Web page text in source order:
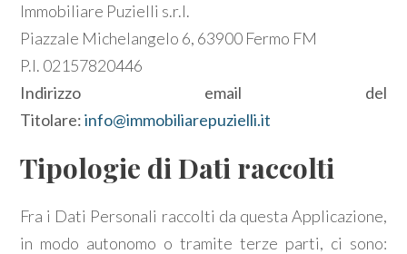
Immobiliare Puzielli s.r.l.
Piazzale Michelangelo 6, 63900 Fermo FM
P.I. 02157820446
Indirizzo email del
Titolare: info@immobiliarepuzielli.it
Tipologie di Dati raccolti
Fra i Dati Personali raccolti da questa Applicazione,
in modo autonomo o tramite terze parti, ci sono:
cercare
Provincia
Comune